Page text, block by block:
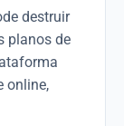
destruir
planos de
online,